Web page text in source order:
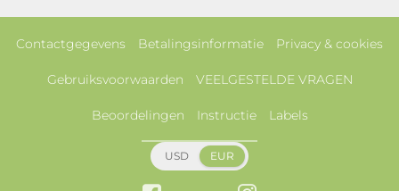
Contactgegevens Betalingsinformatie Privacy & cookies
Gebruiksvoorwaarden VEELGESTELDE VRAGEN
Beoordelingen Instructie Labels
USD EUR